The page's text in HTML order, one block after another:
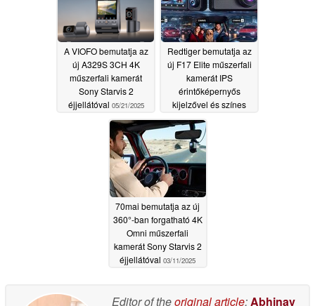
A VIOFO bemutatja az
új A329S 3CH 4K
műszerfali kamerát
Sony Starvis 2
éjjellátóval 05/21/2025
Redtiger bemutatja az
új F17 Elite műszerfali
kamerát IPS
érintőképernyős
kijelzővel és színes
éjjellátóval
70mai bemutatja az új
360°-ban forgatható 4K
Omni műszerfali
kamerát Sony Starvis 2
éjjellátóval 03/11/2025
Editor of theoriginal article:Abhinav